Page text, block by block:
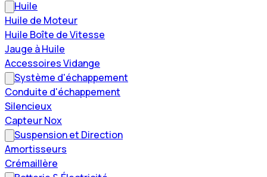
Huile
Huile de Moteur
Huile Boîte de Vitesse
Jauge à Huile
Accessoires Vidange
Système d'échappement
Conduite d'échappement
Silencieux
Capteur Nox
Suspension et Direction
Amortisseurs
Crémaillère